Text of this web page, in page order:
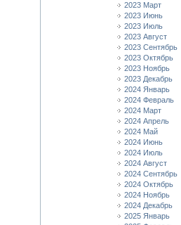
2023 Март
2023 Июнь
2023 Июль
2023 Август
2023 Сентябрь
2023 Октябрь
2023 Ноябрь
2023 Декабрь
2024 Январь
2024 Февраль
2024 Март
2024 Апрель
2024 Май
2024 Июнь
2024 Июль
2024 Август
2024 Сентябрь
2024 Октябрь
2024 Ноябрь
2024 Декабрь
2025 Январь